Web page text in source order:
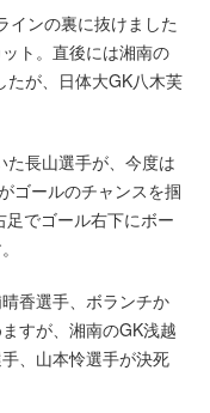
インの裏に抜けました
ト。直後には湘南の
たが、日体大GK八木芙
長山選手が、今度は
ゴールのチャンスを掴
でゴール右下にボー
香選手、ボランチか
すが、湘南のGK浅越
、山本怜選手が決死